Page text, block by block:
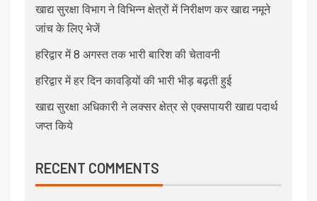
खाद्य सुरक्षा विभाग ने विभिन्न क्षेत्रों में निरीक्षण कर खाद्य नमूने
जांच के लिए भेजें
हरिद्वार में 8 अगस्त तक भारी बारिश की चेतावनी
हरिद्वार में हर दिन कावड़ियों की भारी भीड़ बढ़ती हुई
खाद्य सुरक्षा अधिकारी ने लक्सर क्षेत्र से एक्सपायरी खाद्य पदार्थ
जप्त किये
RECENT COMMENTS